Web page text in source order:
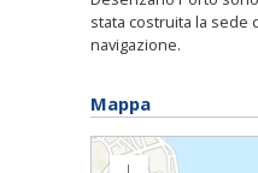
stata costruita la sede
navigazione.
Mappa